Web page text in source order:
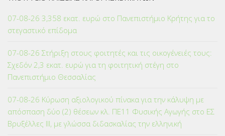
07-08-26 3,358 εκατ. ευρώ στο Πανεπιστήμιο Κρήτης για το
στεγαστικό επίδομα
07-08-26 Στήριξη στους φοιτητές και τις οικογένειές τους:
Σχεδόν 2,3 εκατ. ευρώ για τη φοιτητική στέγη στο
Πανεπιστήμιο Θεσσαλίας
07-08-26 Κύρωση αξιολογικού πίνακα για την κάλυψη με
απόσπαση δύο (2) θέσεων κλ. ΠΕ11 Φυσικής Αγωγής στο ΕΣ
Βρυξέλλες ΙΙΙ, με γλώσσα διδασκαλίας την ελληνική